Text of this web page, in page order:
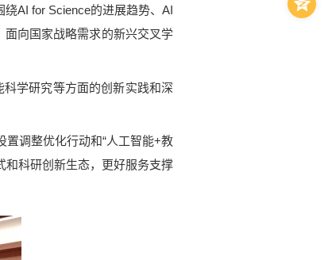
AI for Science的进展趋势、AI
面向国家战略需求的新兴交叉学
学研究等方面的创新实践和深
调整优化行动和“人工智能+教
和科研创新生态，更好服务支撑